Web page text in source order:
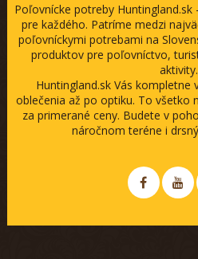
Poľovnícke potreby
pre každého. Patríme medzi
poľovníckymi potrebami na
produktov pre poľovníctvo,
aktivity.
Huntingland.sk Vás kompletne
oblečenia až po optiku. To všetko
za primerané ceny. Budete v
náročnom teréne i